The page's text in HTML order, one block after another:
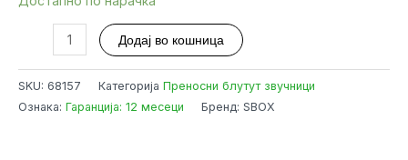
Speaker
Shark
Додај во кошница
SKU: 68157 Категорија Преносни блутут звучници
Ознака: Гаранција: 12 месеци Бренд: SBOX